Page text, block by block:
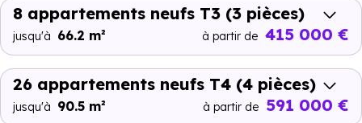
8 appartements neufs T3 (3 pièces)
jusqu'à 66.2 m² à partir de 415 000 €
26 appartements neufs T4 (4 pièces)
jusqu'à 90.5 m² à partir de 591 000 €